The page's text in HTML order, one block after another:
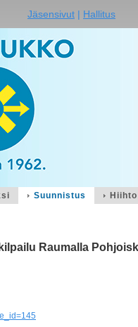
Jäsensivut | Hallitus
Suunnistus Hiihto
Raumalla